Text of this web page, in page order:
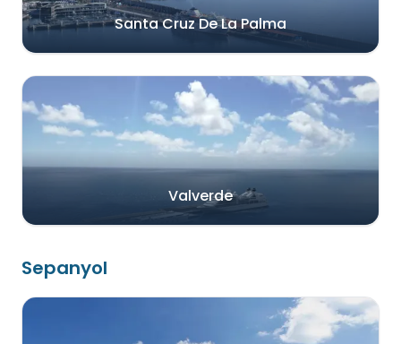
Santa Cruz De La Palma
Valverde
Sepanyol